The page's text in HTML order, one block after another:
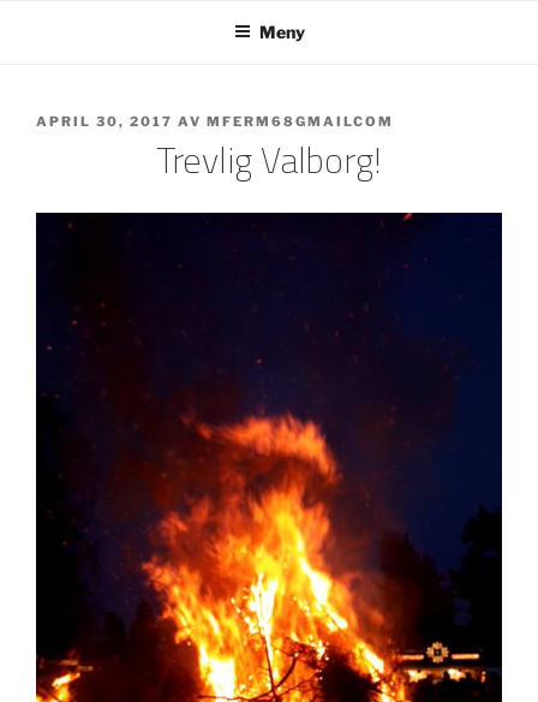
Meny
PUBLICERAT
APRIL 30, 2017 AV MFERM68GMAILCOM
Trevlig Valborg!